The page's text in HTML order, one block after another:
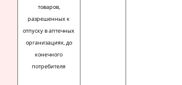
товаров,
разрешенных к
отпуску в аптечных
организациях, до
конечного
потребителя